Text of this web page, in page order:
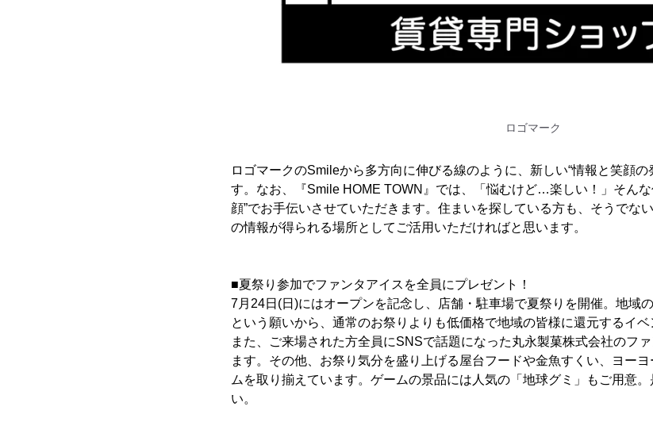
ロゴマーク
ロゴマークのSmileから多方向に伸びる線のように、新しい“情報と笑顔の
す。なお、『Smile HOME TOWN』では、「悩むけど…楽しい！」そん
顔”でお手伝いさせていただきます。住まいを探している方も、そうでな
の情報が得られる場所としてご活用いただければと思います。
■夏祭り参加でファンタアイスを全員にプレゼント！
7月24日(日)にはオープンを記念し、店舗・駐車場で夏祭りを開催。地域
という願いから、通常のお祭りよりも低価格で地域の皆様に還元するイベ
また、ご来場された方全員にSNSで話題になった丸永製菓株式会社のフ
ます。その他、お祭り気分を盛り上げる屋台フードや金魚すくい、ヨー
ムを取り揃えています。ゲームの景品には人気の「地球グミ」もご用意
い。